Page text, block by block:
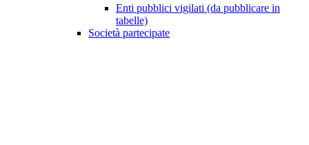
Enti pubblici vigilati (da pubblicare in
tabelle)
Società partecipate